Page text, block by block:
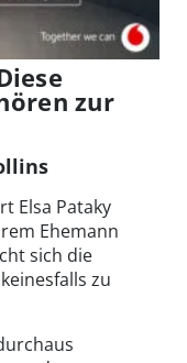
zur
Elsa Pataky
Ehemann
sich die
zu